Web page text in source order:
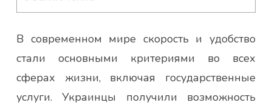
В современном мире скорость и удобство
стали основными критериями во всех
сферах жизни, включая государственные
услуги. Украинцы получили возможность